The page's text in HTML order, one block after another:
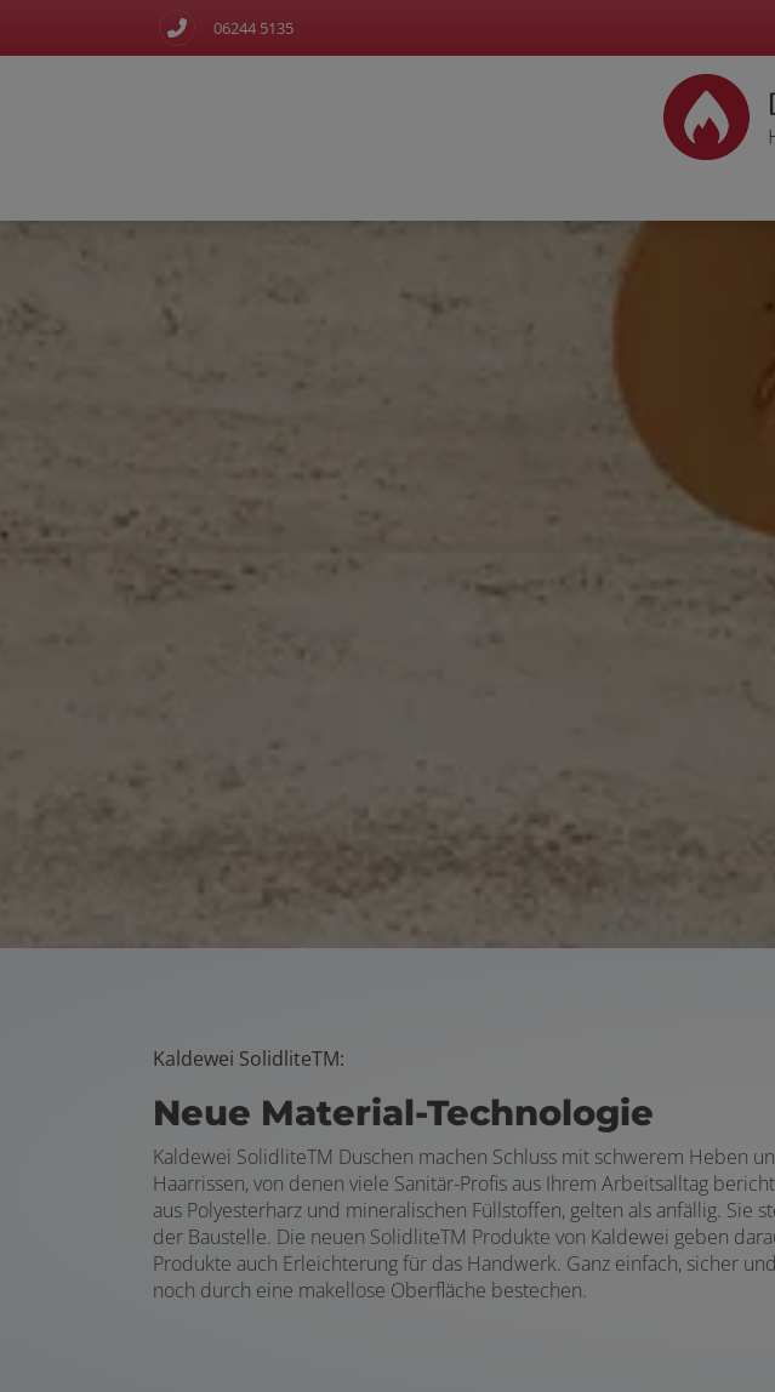
06244 5135
Kaldewei SolidliteTM:
Neue Material-Technologie
Kaldewei SolidliteTM Duschen machen Schluss mit schwerem Heben
Haarrissen, von denen viele Sanitär-Profis aus Ihrem Arbeitsalltag
aus Polyesterharz und mineralischen Füllstoffen, gelten als anfällig.
der Baustelle. Die neuen SolidliteTM Produkte von Kaldewei geben
Produkte auch Erleichterung für das Handwerk. Ganz einfach, sicher
noch durch eine makellose Oberfläche bestechen.